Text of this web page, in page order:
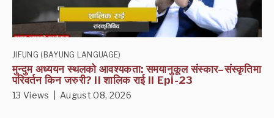
JIFUNG (BAYUNG LANGUAGE)
मुन्दुम अध्ययन स्थलको आवश्यकता: समयानुकूल संस्कार–संस्कृतिमा
परिवर्तन किन जरुरी? II शालिक राई II Epi-23
13 Views | August 08, 2026